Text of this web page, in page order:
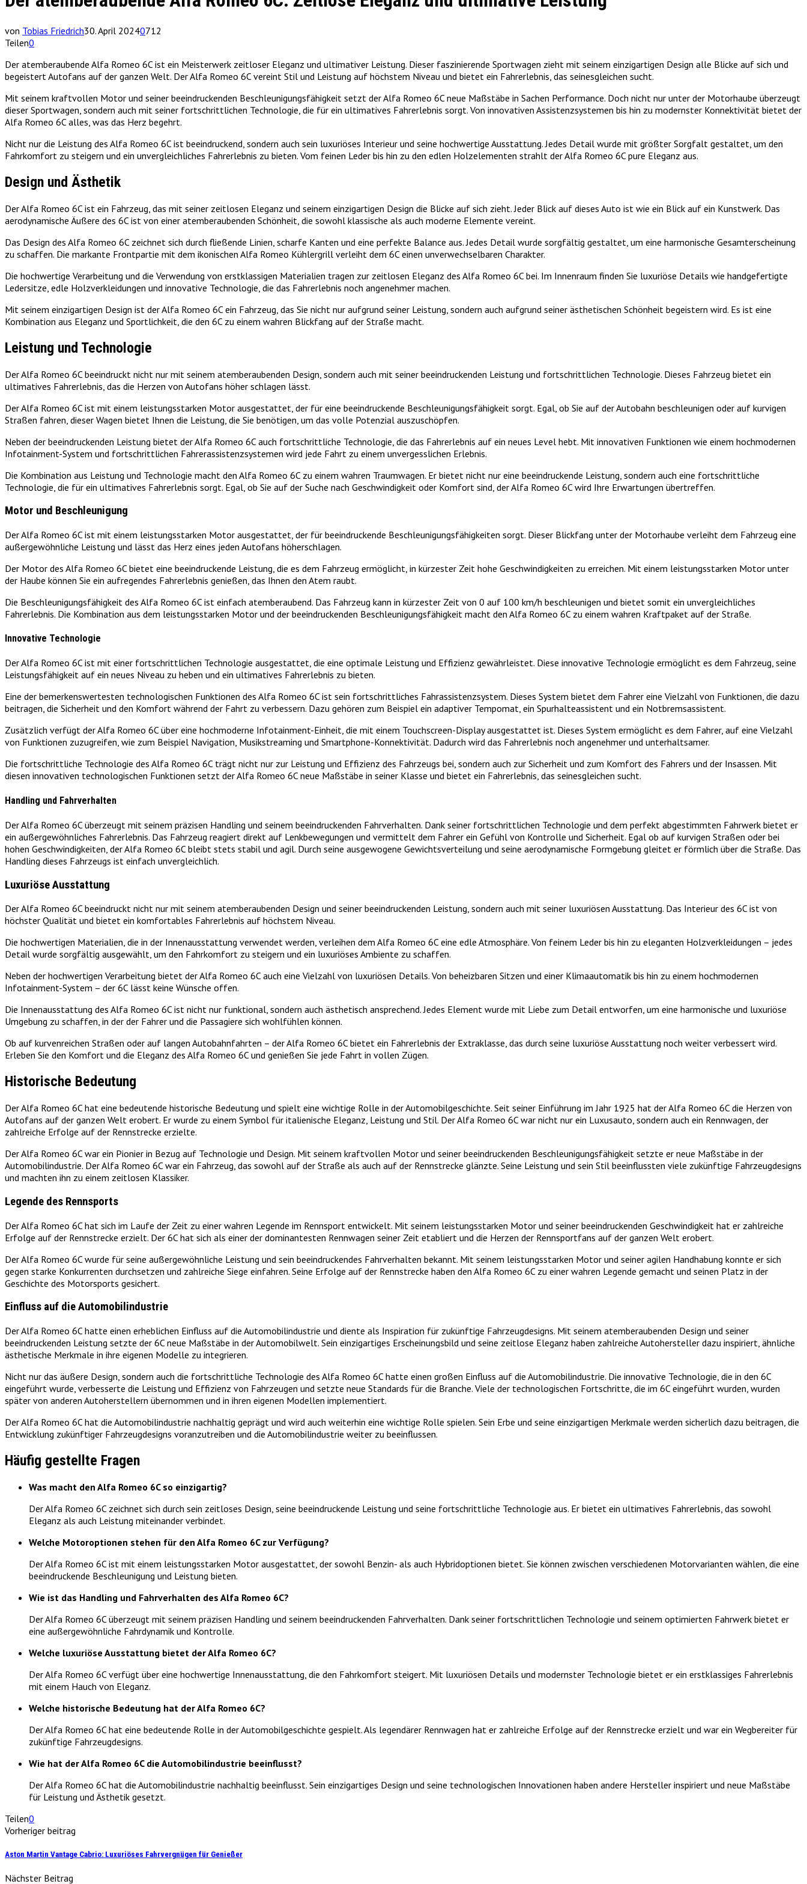
von Tobias Friedrich30. April 20240712
Teilen0
Der atemberaubende Alfa Romeo 6C ist ein Meisterwerk zeitloser Eleganz und ultimativer Leistung. Dieser faszinierende Sportwagen zieht mit seinem einzigartigen Design alle Blicke auf sich und
begeistert Autofans auf der ganzen Welt. Der Alfa Romeo 6C vereint Stil und Leistung auf höchstem Niveau und bietet ein Fahrerlebnis, das seinesgleichen sucht.
Mit seinem kraftvollen Motor und seiner beeindruckenden Beschleunigungsfähigkeit setzt der Alfa Romeo 6C neue Maßstäbe in Sachen Performance. Doch nicht nur unter der Motorhaube überzeugt
dieser Sportwagen, sondern auch mit seiner fortschrittlichen Technologie, die für ein ultimatives Fahrerlebnis sorgt. Von innovativen Assistenzsystemen bis hin zu modernster Konnektivität bietet der
Alfa Romeo 6C alles, was das Herz begehrt.
Nicht nur die Leistung des Alfa Romeo 6C ist beeindruckend, sondern auch sein luxuriöses Interieur und seine hochwertige Ausstattung. Jedes Detail wurde mit größter Sorgfalt gestaltet, um den
Fahrkomfort zu steigern und ein unvergleichliches Fahrerlebnis zu bieten. Vom feinen Leder bis hin zu den edlen Holzelementen strahlt der Alfa Romeo 6C pure Eleganz aus.
Design und Ästhetik
Der Alfa Romeo 6C ist ein Fahrzeug, das mit seiner zeitlosen Eleganz und seinem einzigartigen Design die Blicke auf sich zieht. Jeder Blick auf dieses Auto ist wie ein Blick auf ein Kunstwerk. Das
aerodynamische Äußere des 6C ist von einer atemberaubenden Schönheit, die sowohl klassische als auch moderne Elemente vereint.
Das Design des Alfa Romeo 6C zeichnet sich durch fließende Linien, scharfe Kanten und eine perfekte Balance aus. Jedes Detail wurde sorgfältig gestaltet, um eine harmonische Gesamterscheinung
zu schaffen. Die markante Frontpartie mit dem ikonischen Alfa Romeo Kühlergrill verleiht dem 6C einen unverwechselbaren Charakter.
Die hochwertige Verarbeitung und die Verwendung von erstklassigen Materialien tragen zur zeitlosen Eleganz des Alfa Romeo 6C bei. Im Innenraum finden Sie luxuriöse Details wie handgefertigte
Ledersitze, edle Holzverkleidungen und innovative Technologie, die das Fahrerlebnis noch angenehmer machen.
Mit seinem einzigartigen Design ist der Alfa Romeo 6C ein Fahrzeug, das Sie nicht nur aufgrund seiner Leistung, sondern auch aufgrund seiner ästhetischen Schönheit begeistern wird. Es ist eine
Kombination aus Eleganz und Sportlichkeit, die den 6C zu einem wahren Blickfang auf der Straße macht.
Leistung und Technologie
Der Alfa Romeo 6C beeindruckt nicht nur mit seinem atemberaubenden Design, sondern auch mit seiner beeindruckenden Leistung und fortschrittlichen Technologie. Dieses Fahrzeug bietet ein
ultimatives Fahrerlebnis, das die Herzen von Autofans höher schlagen lässt.
Der Alfa Romeo 6C ist mit einem leistungsstarken Motor ausgestattet, der für eine beeindruckende Beschleunigungsfähigkeit sorgt. Egal, ob Sie auf der Autobahn beschleunigen oder auf kurvigen
Straßen fahren, dieser Wagen bietet Ihnen die Leistung, die Sie benötigen, um das volle Potenzial auszuschöpfen.
Neben der beeindruckenden Leistung bietet der Alfa Romeo 6C auch fortschrittliche Technologie, die das Fahrerlebnis auf ein neues Level hebt. Mit innovativen Funktionen wie einem hochmodernen
Infotainment-System und fortschrittlichen Fahrerassistenzsystemen wird jede Fahrt zu einem unvergesslichen Erlebnis.
Die Kombination aus Leistung und Technologie macht den Alfa Romeo 6C zu einem wahren Traumwagen. Er bietet nicht nur eine beeindruckende Leistung, sondern auch eine fortschrittliche
Technologie, die für ein ultimatives Fahrerlebnis sorgt. Egal, ob Sie auf der Suche nach Geschwindigkeit oder Komfort sind, der Alfa Romeo 6C wird Ihre Erwartungen übertreffen.
Motor und Beschleunigung
Der Alfa Romeo 6C ist mit einem leistungsstarken Motor ausgestattet, der für beeindruckende Beschleunigungsfähigkeiten sorgt. Dieser Blickfang unter der Motorhaube verleiht dem Fahrzeug eine
außergewöhnliche Leistung und lässt das Herz eines jeden Autofans höherschlagen.
Der Motor des Alfa Romeo 6C bietet eine beeindruckende Leistung, die es dem Fahrzeug ermöglicht, in kürzester Zeit hohe Geschwindigkeiten zu erreichen. Mit einem leistungsstarken Motor unter
der Haube können Sie ein aufregendes Fahrerlebnis genießen, das Ihnen den Atem raubt.
Die Beschleunigungsfähigkeit des Alfa Romeo 6C ist einfach atemberaubend. Das Fahrzeug kann in kürzester Zeit von 0 auf 100 km/h beschleunigen und bietet somit ein unvergleichliches
Fahrerlebnis. Die Kombination aus dem leistungsstarken Motor und der beeindruckenden Beschleunigungsfähigkeit macht den Alfa Romeo 6C zu einem wahren Kraftpaket auf der Straße.
Innovative Technologie
Der Alfa Romeo 6C ist mit einer fortschrittlichen Technologie ausgestattet, die eine optimale Leistung und Effizienz gewährleistet. Diese innovative Technologie ermöglicht es dem Fahrzeug, seine
Leistungsfähigkeit auf ein neues Niveau zu heben und ein ultimatives Fahrerlebnis zu bieten.
Eine der bemerkenswertesten technologischen Funktionen des Alfa Romeo 6C ist sein fortschrittliches Fahrassistenzsystem. Dieses System bietet dem Fahrer eine Vielzahl von Funktionen, die dazu
beitragen, die Sicherheit und den Komfort während der Fahrt zu verbessern. Dazu gehören zum Beispiel ein adaptiver Tempomat, ein Spurhalteassistent und ein Notbremsassistent.
Zusätzlich verfügt der Alfa Romeo 6C über eine hochmoderne Infotainment-Einheit, die mit einem Touchscreen-Display ausgestattet ist. Dieses System ermöglicht es dem Fahrer, auf eine Vielzahl
von Funktionen zuzugreifen, wie zum Beispiel Navigation, Musikstreaming und Smartphone-Konnektivität. Dadurch wird das Fahrerlebnis noch angenehmer und unterhaltsamer.
Die fortschrittliche Technologie des Alfa Romeo 6C trägt nicht nur zur Leistung und Effizienz des Fahrzeugs bei, sondern auch zur Sicherheit und zum Komfort des Fahrers und der Insassen. Mit
diesen innovativen technologischen Funktionen setzt der Alfa Romeo 6C neue Maßstäbe in seiner Klasse und bietet ein Fahrerlebnis, das seinesgleichen sucht.
Handling und Fahrverhalten
Der Alfa Romeo 6C überzeugt mit seinem präzisen Handling und seinem beeindruckenden Fahrverhalten. Dank seiner fortschrittlichen Technologie und dem perfekt abgestimmten Fahrwerk bietet er
ein außergewöhnliches Fahrerlebnis. Das Fahrzeug reagiert direkt auf Lenkbewegungen und vermittelt dem Fahrer ein Gefühl von Kontrolle und Sicherheit. Egal ob auf kurvigen Straßen oder bei
hohen Geschwindigkeiten, der Alfa Romeo 6C bleibt stets stabil und agil. Durch seine ausgewogene Gewichtsverteilung und seine aerodynamische Formgebung gleitet er förmlich über die Straße. Das
Handling dieses Fahrzeugs ist einfach unvergleichlich.
Luxuriöse Ausstattung
Der Alfa Romeo 6C beeindruckt nicht nur mit seinem atemberaubenden Design und seiner beeindruckenden Leistung, sondern auch mit seiner luxuriösen Ausstattung. Das Interieur des 6C ist von
höchster Qualität und bietet ein komfortables Fahrerlebnis auf höchstem Niveau.
Die hochwertigen Materialien, die in der Innenausstattung verwendet werden, verleihen dem Alfa Romeo 6C eine edle Atmosphäre. Von feinem Leder bis hin zu eleganten Holzverkleidungen – jedes
Detail wurde sorgfältig ausgewählt, um den Fahrkomfort zu steigern und ein luxuriöses Ambiente zu schaffen.
Neben der hochwertigen Verarbeitung bietet der Alfa Romeo 6C auch eine Vielzahl von luxuriösen Details. Von beheizbaren Sitzen und einer Klimaautomatik bis hin zu einem hochmodernen
Infotainment-System – der 6C lässt keine Wünsche offen.
Die Innenausstattung des Alfa Romeo 6C ist nicht nur funktional, sondern auch ästhetisch ansprechend. Jedes Element wurde mit Liebe zum Detail entworfen, um eine harmonische und luxuriöse
Umgebung zu schaffen, in der der Fahrer und die Passagiere sich wohlfühlen können.
Ob auf kurvenreichen Straßen oder auf langen Autobahnfahrten – der Alfa Romeo 6C bietet ein Fahrerlebnis der Extraklasse, das durch seine luxuriöse Ausstattung noch weiter verbessert wird.
Erleben Sie den Komfort und die Eleganz des Alfa Romeo 6C und genießen Sie jede Fahrt in vollen Zügen.
Historische Bedeutung
Der Alfa Romeo 6C hat eine bedeutende historische Bedeutung und spielt eine wichtige Rolle in der Automobilgeschichte. Seit seiner Einführung im Jahr 1925 hat der Alfa Romeo 6C die Herzen von
Autofans auf der ganzen Welt erobert. Er wurde zu einem Symbol für italienische Eleganz, Leistung und Stil. Der Alfa Romeo 6C war nicht nur ein Luxusauto, sondern auch ein Rennwagen, der
zahlreiche Erfolge auf der Rennstrecke erzielte.
Der Alfa Romeo 6C war ein Pionier in Bezug auf Technologie und Design. Mit seinem kraftvollen Motor und seiner beeindruckenden Beschleunigungsfähigkeit setzte er neue Maßstäbe in der
Automobilindustrie. Der Alfa Romeo 6C war ein Fahrzeug, das sowohl auf der Straße als auch auf der Rennstrecke glänzte. Seine Leistung und sein Stil beeinflussten viele zukünftige Fahrzeugdesigns
und machten ihn zu einem zeitlosen Klassiker.
Legende des Rennsports
Der Alfa Romeo 6C hat sich im Laufe der Zeit zu einer wahren Legende im Rennsport entwickelt. Mit seinem leistungsstarken Motor und seiner beeindruckenden Geschwindigkeit hat er zahlreiche
Erfolge auf der Rennstrecke erzielt. Der 6C hat sich als einer der dominantesten Rennwagen seiner Zeit etabliert und die Herzen der Rennsportfans auf der ganzen Welt erobert.
Der Alfa Romeo 6C wurde für seine außergewöhnliche Leistung und sein beeindruckendes Fahrverhalten bekannt. Mit seinem leistungsstarken Motor und seiner agilen Handhabung konnte er sich
gegen starke Konkurrenten durchsetzen und zahlreiche Siege einfahren. Seine Erfolge auf der Rennstrecke haben den Alfa Romeo 6C zu einer wahren Legende gemacht und seinen Platz in der
Geschichte des Motorsports gesichert.
Einfluss auf die Automobilindustrie
Der Alfa Romeo 6C hatte einen erheblichen Einfluss auf die Automobilindustrie und diente als Inspiration für zukünftige Fahrzeugdesigns. Mit seinem atemberaubenden Design und seiner
beeindruckenden Leistung setzte der 6C neue Maßstäbe in der Automobilwelt. Sein einzigartiges Erscheinungsbild und seine zeitlose Eleganz haben zahlreiche Autohersteller dazu inspiriert, ähnliche
ästhetische Merkmale in ihre eigenen Modelle zu integrieren.
Nicht nur das äußere Design, sondern auch die fortschrittliche Technologie des Alfa Romeo 6C hatte einen großen Einfluss auf die Automobilindustrie. Die innovative Technologie, die in den 6C
eingeführt wurde, verbesserte die Leistung und Effizienz von Fahrzeugen und setzte neue Standards für die Branche. Viele der technologischen Fortschritte, die im 6C eingeführt wurden, wurden
später von anderen Autoherstellern übernommen und in ihren eigenen Modellen implementiert.
Der Alfa Romeo 6C hat die Automobilindustrie nachhaltig geprägt und wird auch weiterhin eine wichtige Rolle spielen. Sein Erbe und seine einzigartigen Merkmale werden sicherlich dazu beitragen, die
Entwicklung zukünftiger Fahrzeugdesigns voranzutreiben und die Automobilindustrie weiter zu beeinflussen.
Häufig gestellte Fragen
Was macht den Alfa Romeo 6C so einzigartig?
Der Alfa Romeo 6C zeichnet sich durch sein zeitloses Design, seine beeindruckende Leistung und seine fortschrittliche Technologie aus. Er bietet ein ultimatives Fahrerlebnis, das sowohl
Eleganz als auch Leistung miteinander verbindet.
Welche Motoroptionen stehen für den Alfa Romeo 6C zur Verfügung?
Der Alfa Romeo 6C ist mit einem leistungsstarken Motor ausgestattet, der sowohl Benzin- als auch Hybridoptionen bietet. Sie können zwischen verschiedenen Motorvarianten wählen, die eine
beeindruckende Beschleunigung und Leistung bieten.
Wie ist das Handling und Fahrverhalten des Alfa Romeo 6C?
Der Alfa Romeo 6C überzeugt mit seinem präzisen Handling und seinem beeindruckenden Fahrverhalten. Dank seiner fortschrittlichen Technologie und seinem optimierten Fahrwerk bietet er
eine außergewöhnliche Fahrdynamik und Kontrolle.
Welche luxuriöse Ausstattung bietet der Alfa Romeo 6C?
Der Alfa Romeo 6C verfügt über eine hochwertige Innenausstattung, die den Fahrkomfort steigert. Mit luxuriösen Details und modernster Technologie bietet er ein erstklassiges Fahrerlebnis
mit einem Hauch von Eleganz.
Welche historische Bedeutung hat der Alfa Romeo 6C?
Der Alfa Romeo 6C hat eine bedeutende Rolle in der Automobilgeschichte gespielt. Als legendärer Rennwagen hat er zahlreiche Erfolge auf der Rennstrecke erzielt und war ein Wegbereiter für
zukünftige Fahrzeugdesigns.
Wie hat der Alfa Romeo 6C die Automobilindustrie beeinflusst?
Der Alfa Romeo 6C hat die Automobilindustrie nachhaltig beeinflusst. Sein einzigartiges Design und seine technologischen Innovationen haben andere Hersteller inspiriert und neue Maßstäbe
für Leistung und Ästhetik gesetzt.
Teilen0
Vorheriger beitrag
Aston Martin Vantage Cabrio: Luxuriöses Fahrvergnügen für Genießer
Nächster Beitrag